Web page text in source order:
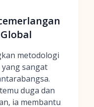
metodologi
sangat
duga dan
ia membantu